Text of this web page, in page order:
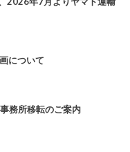
について
務所移転のご案内